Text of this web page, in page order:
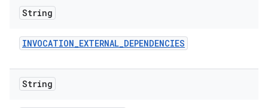
String
INVOCATION_EXTERNAL_DEPENDENCIES
String